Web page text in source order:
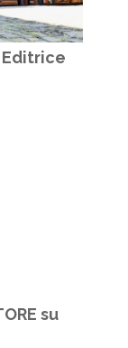
Editrice
su